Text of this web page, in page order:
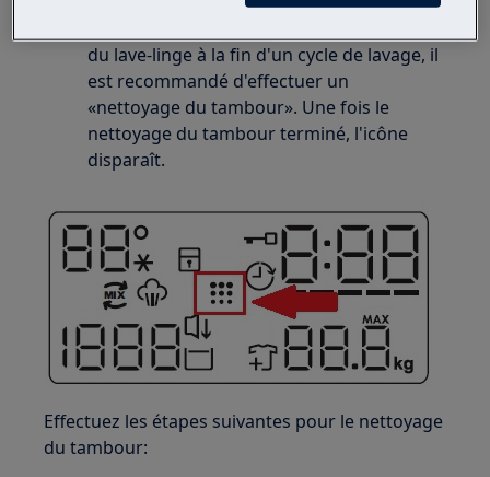
apparaît sur l'écran
du lave-linge à la fin d'un cycle de lavage, il
est recommandé d'effectuer un
«nettoyage du tambour». Une fois le
nettoyage du tambour terminé, l'icône
disparaît.
Effectuez les étapes suivantes pour le nettoyage
du tambour: